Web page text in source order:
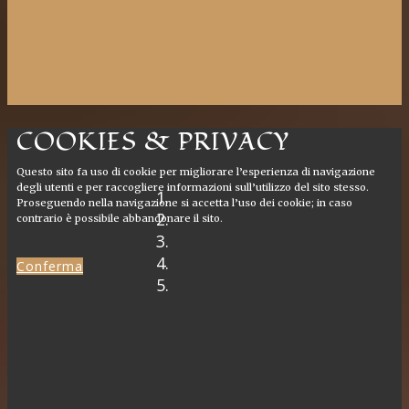
COOKIES & PRIVACY
Questo sito fa uso di cookie per migliorare l’esperienza di navigazione
degli utenti e per raccogliere informazioni sull’utilizzo del sito stesso.
Proseguendo nella navigazione si accetta l’uso dei cookie; in caso
contrario è possibile abbandonare il sito.
Conferma